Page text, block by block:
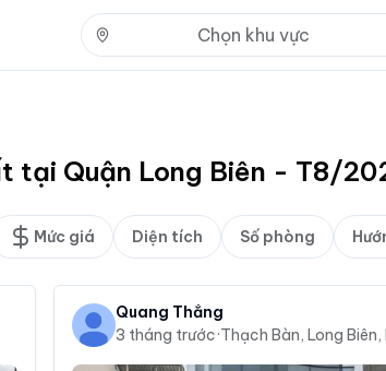
Chọn khu vực
tại Quận Long Biên - T8/
Mức giá Diện tích Số phòng
Quang Thắng
3 tháng trước·Thạch Bàn, Long Biên,